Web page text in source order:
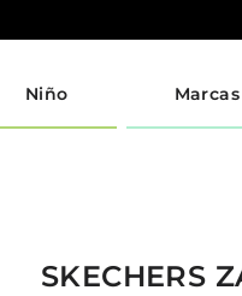
Niño Marcas
SKECHERS